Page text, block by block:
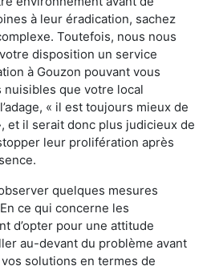
à leur éradication, sachez
Toutefois, nous nous
disposition un service
à Gouzon pouvant vous
que votre local
« il est toujours mieux de
et il serait donc plus judicieux de
leur prolifération après
quelques mesures
ce qui concerne les
d’opter pour une attitude
au-devant du problème avant
solutions en termes de